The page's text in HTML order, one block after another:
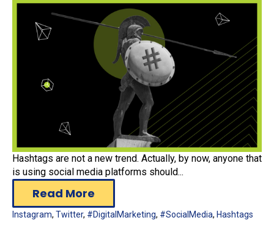
Hashtags are not a new trend. Actually, by now, anyone that
is using social media platforms should...
Read More
Instagram, Twitter, #DigitalMarketing, #SocialMedia, Hashtags